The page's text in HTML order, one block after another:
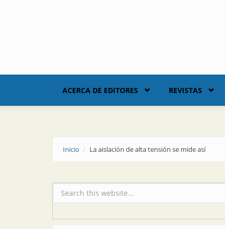
ACERCA DE EDITORES REVISTAS
Inicio La aislación de alta tensión se mide así
Formulario de búsqueda